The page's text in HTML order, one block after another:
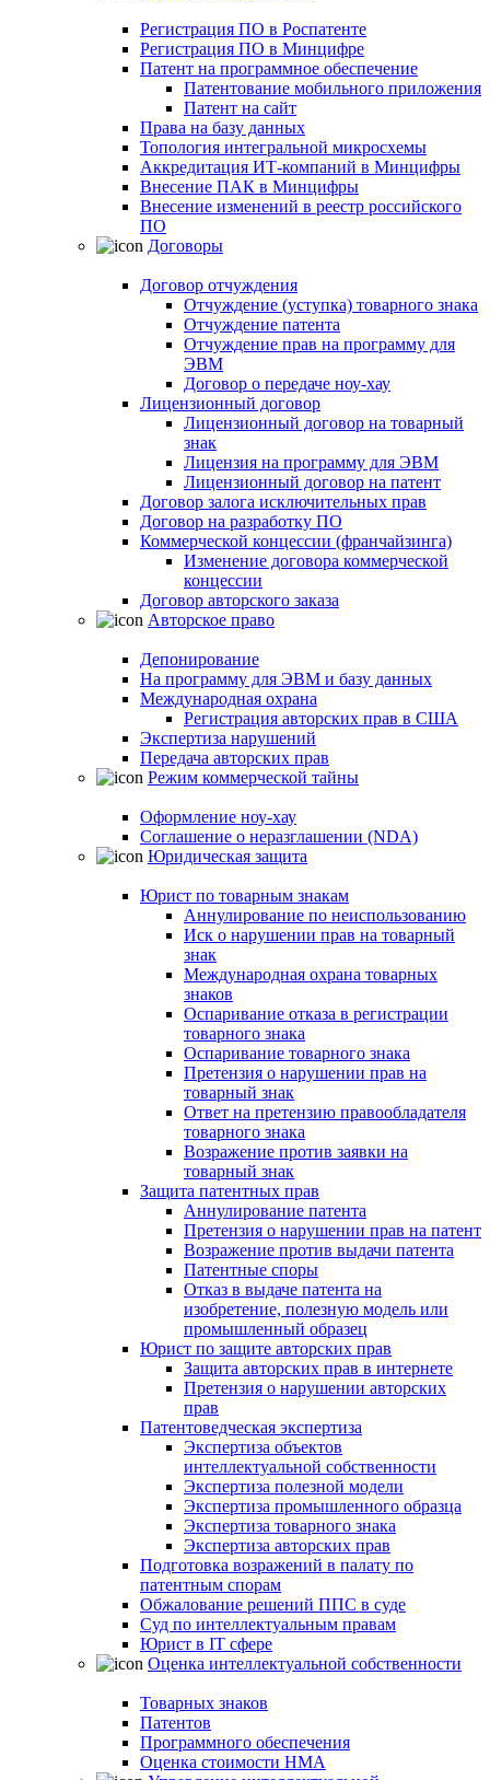
Регистрация ПО в Роспатенте
Регистрация ПО в Минцифре
Патент на программное обеспечение
Патентование мобильного приложения
Патент на сайт
Права на базу данных
Топология интегральной микросхемы
Аккредитация ИТ-компаний в Минцифры
Внесение ПАК в Минцифры
Внесение изменений в реестр российского
ПО
Договоры
Договор отчуждения
Отчуждение (уступка) товарного знака
Отчуждение патента
Отчуждение прав на программу для
ЭВМ
Договор о передаче ноу-хау
Лицензионный договор
Лицензионный договор на товарный
знак
Лицензия на программу для ЭВМ
Лицензионный договор на патент
Договор залога исключительных прав
Договор на разработку ПО
Коммерческой концессии (франчайзинга)
Изменение договора коммерческой
концессии
Договор авторского заказа
Авторское право
Депонирование
На программу для ЭВМ и базу данных
Международная охрана
Регистрация авторских прав в США
Экспертиза нарушений
Передача авторских прав
Режим коммерческой тайны
Оформление ноу-хау
Соглашение о неразглашении (NDA)
Юридическая защита
Юрист по товарным знакам
Аннулирование по неиспользованию
Иск о нарушении прав на товарный
знак
Международная охрана товарных
знаков
Оспаривание отказа в регистрации
товарного знака
Оспаривание товарного знака
Претензия о нарушении прав на
товарный знак
Ответ на претензию правообладателя
товарного знака
Возражение против заявки на
товарный знак
Защита патентных прав
Аннулирование патента
Претензия о нарушении прав на патент
Возражение против выдачи патента
Патентные споры
Отказ в выдаче патента на
изобретение, полезную модель или
промышленный образец
Юрист по защите авторских прав
Защита авторских прав в интернете
Претензия о нарушении авторских
прав
Патентоведческая экспертиза
Экспертиза объектов
интеллектуальной собственности
Экспертиза полезной модели
Экспертиза промышленного образца
Экспертиза товарного знака
Экспертиза авторских прав
Подготовка возражений в палату по
патентным спорам
Обжалование решений ППС в суде
Суд по интеллектуальным правам
Юрист в IT сфере
Оценка интеллектуальной собственности
Товарных знаков
Патентов
Программного обеспечения
Оценка стоимости НМА